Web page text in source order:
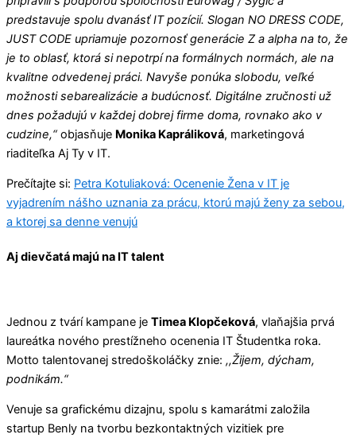
predstavuje spolu dvanásť IT pozícií. Slogan NO DRESS CODE,
JUST CODE upriamuje pozornosť generácie Z a alpha na to, že
je to oblasť, ktorá si nepotrpí na formálnych normách, ale na
kvalitne odvedenej práci. Navyše ponúka slobodu, veľké
možnosti sebarealizácie a budúcnosť. Digitálne zručnosti už
dnes požadujú v každej dobrej firme doma, rovnako ako v
cudzine,“objasňuje Monika Kapráliková, marketingová
riaditeľka Aj Ty v IT.
Prečítajte si: Petra Kotuliaková: Ocenenie Žena v IT je
vyjadrením nášho uznania za prácu, ktorú majú ženy za sebou,
a ktorej sa denne venujú
Aj dievčatá majú na IT talent
Jednou z tvárí kampane je Timea Klopčeková, vlaňajšia prvá
laureátka nového prestížneho ocenenia IT Študentka roka.
Motto talentovanej stredoškoláčky znie: ,,Žijem, dýcham,
podnikám.“
Venuje sa grafickému dizajnu, spolu s kamarátmi založila
startup Benly na tvorbu bezkontaktných vizitiek pre